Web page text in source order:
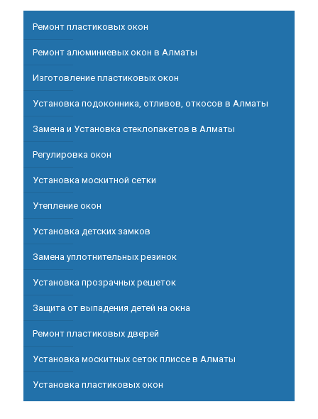
Ремонт пластиковых окон
Ремонт алюминиевых окон в Алматы
Изготовление пластиковых окон
Установка подоконника, отливов, откосов в Алматы
Замена и Установка стеклопакетов в Алматы
Регулировка окон
Установка москитной сетки
Утепление окон
Установка детских замков
Замена уплотнительных резинок
Установка прозрачных решеток
Защита от выпадения детей на окна
Ремонт пластиковых дверей
Установка москитных сеток плиссе в Алматы
Установка пластиковых окон